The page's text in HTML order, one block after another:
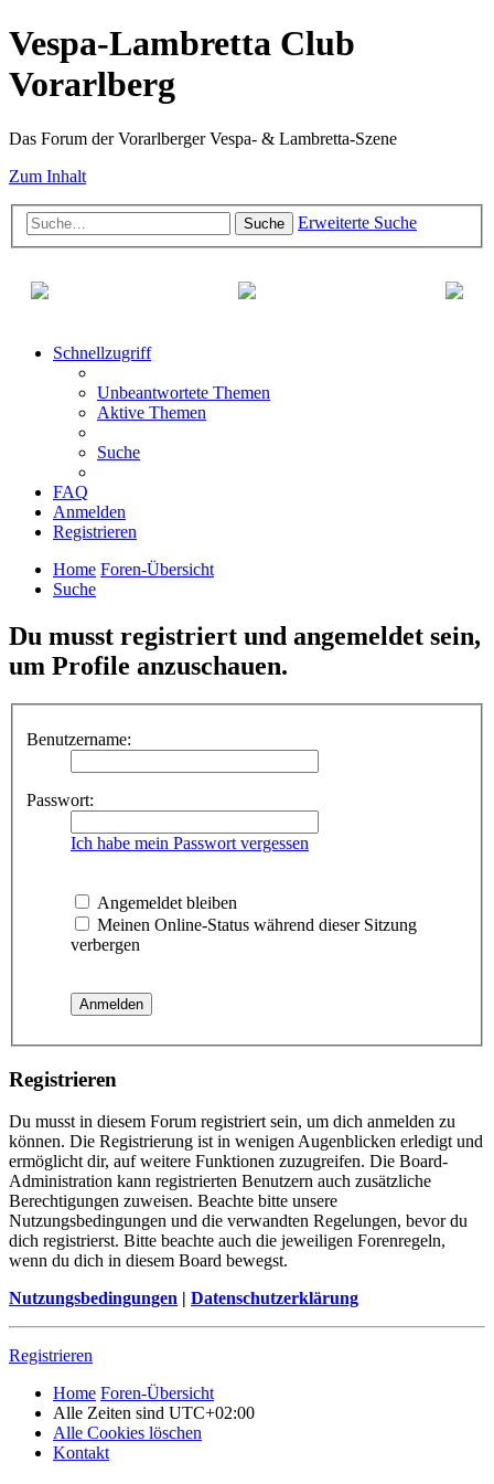
Vespa-Lambretta Club
Vorarlberg
Das Forum der Vorarlberger Vespa- & Lambretta-Szene
Zum Inhalt
Suche Erweiterte Suche
Schnellzugriff
Unbeantwortete Themen
Aktive Themen
Suche
FAQ
Anmelden
Registrieren
Home Foren-Übersicht
Suche
Du musst registriert und angemeldet sein,
um Profile anzuschauen.
Benutzername:
Passwort:
Ich habe mein Passwort vergessen
Angemeldet bleiben
Meinen Online-Status während dieser Sitzung
verbergen
Registrieren
Du musst in diesem Forum registriert sein, um dich anmelden zu
können. Die Registrierung ist in wenigen Augenblicken erledigt und
ermöglicht dir, auf weitere Funktionen zuzugreifen. Die Board-
Administration kann registrierten Benutzern auch zusätzliche
Berechtigungen zuweisen. Beachte bitte unsere
Nutzungsbedingungen und die verwandten Regelungen, bevor du
dich registrierst. Bitte beachte auch die jeweiligen Forenregeln,
wenn du dich in diesem Board bewegst.
Nutzungsbedingungen | Datenschutzerklärung
Registrieren
Home Foren-Übersicht
Alle Zeiten sind UTC+02:00
Alle Cookies löschen
Kontakt